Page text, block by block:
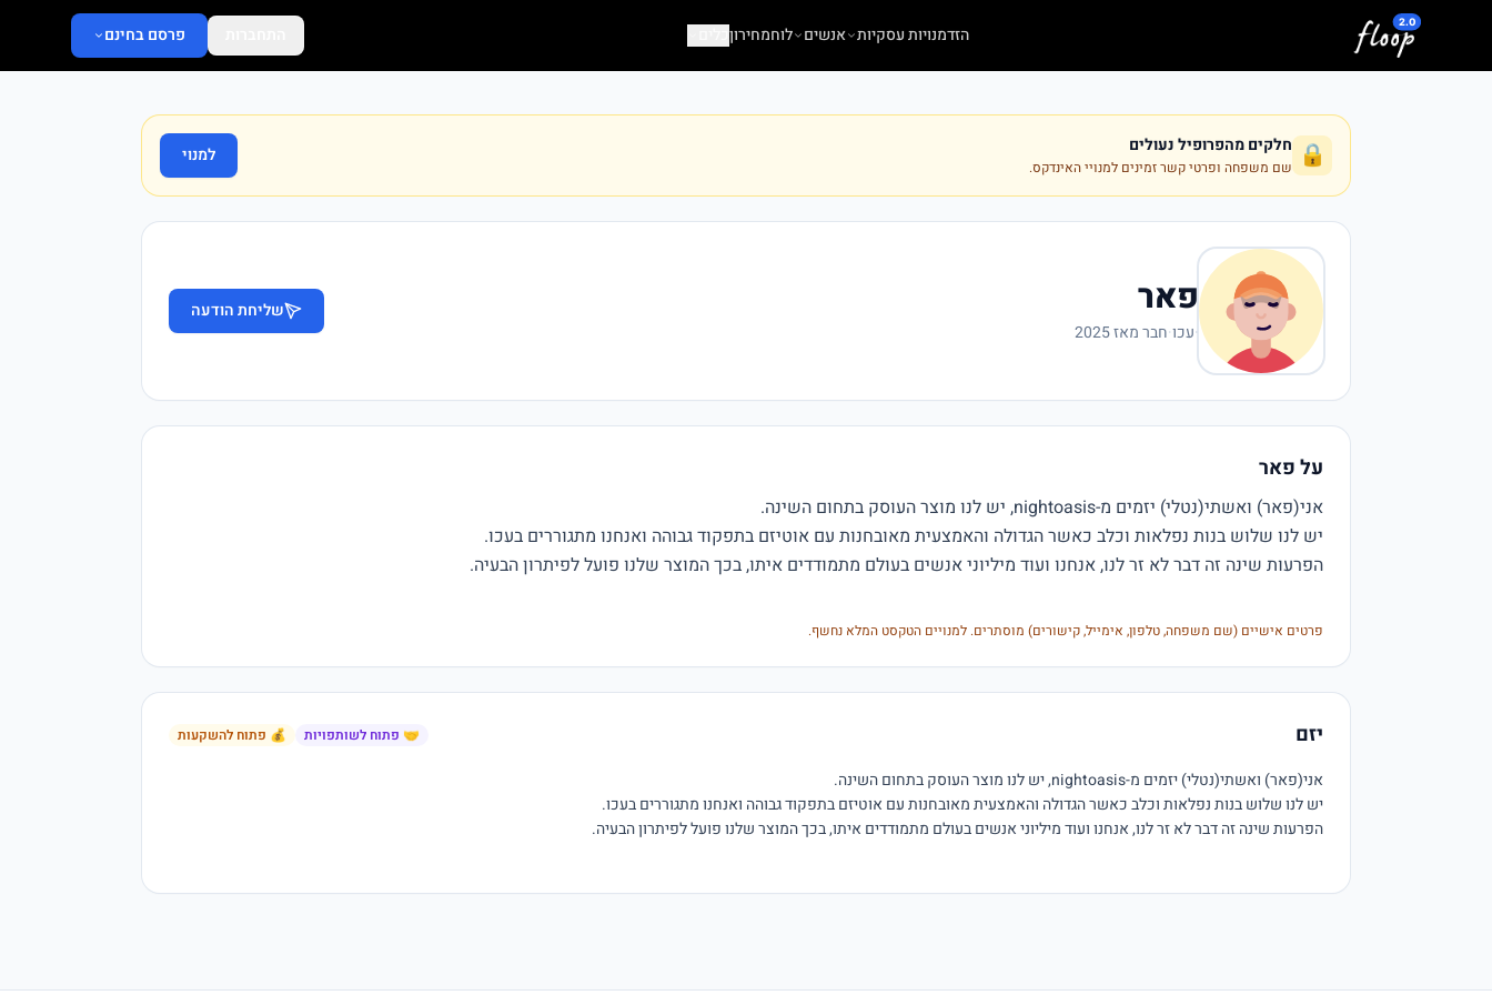
דלג לתוכן המרכזי
הזדמנויות עסקיות אנשים לוחמחירוןכלים פרסם בחינם
🔒 חלקים מהפרופיל נעולים
שם משפחה ופרטי קשר זמינים למנויי האינדקס.
למנוי
פאר
·עכו·חבר מאז 2025
שליחת הודעה
על פאר
פרטים אישיים (שם משפחה, טלפון, אימייל, קישורים) מוסתרים. למנויים הטקסט המלא נחשף.
יזם 🤝 פתוח לשותפויות 💰 פתוח להשקעות